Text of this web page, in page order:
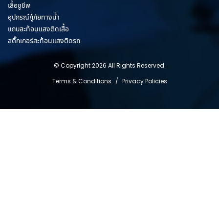
เสื้อชูชีพ
อุปกรณ์กู้ภัยทางน้ำ
แถบสะท้อนแสงติดเสื้อ
สติ๊กเกอร์สะท้อนแสงติดรถ
© Copyright 2026 All Rights Reserved.
Terms & Conditions / Privacy Policies